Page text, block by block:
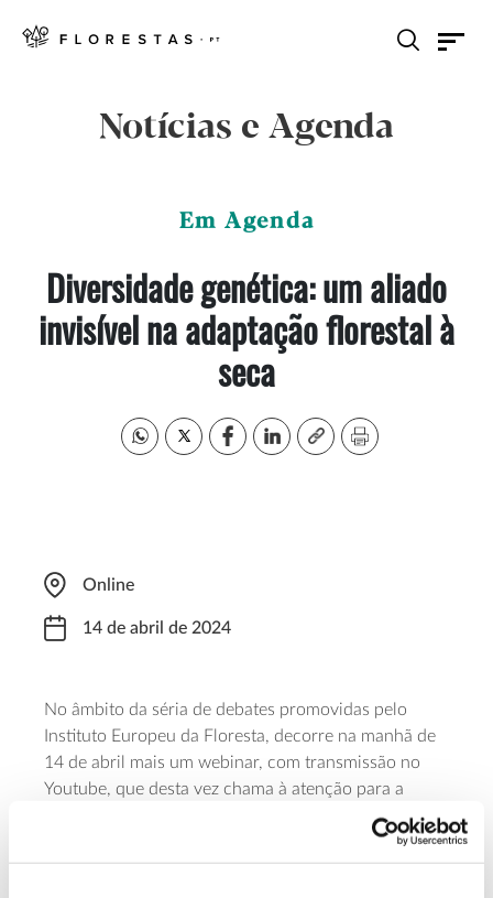
Notícias e Agenda
Em Agenda
Diversidade genética: um aliado
invisível na adaptação florestal à
seca
Online
14 de abril de 2024
No âmbito da séria de debates promovidas pelo
Instituto Europeu da Floresta, decorre na manhã de
14 de abril mais um webinar, com transmissão no
Youtube, que desta vez chama à atenção para a
diversidade genética e para o papel, nem sempre
visível, que ela desempenha na adaptação das
florestas à seca. O objetivo é dar a conhecer como a